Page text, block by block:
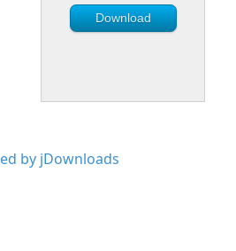
Download
by jDownloads